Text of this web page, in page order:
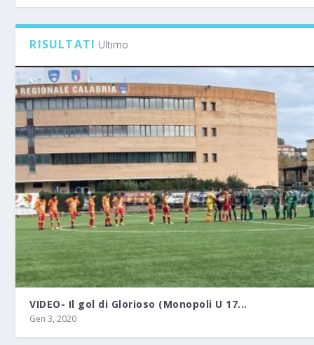
RISULTATI Ultimo
VIDEO- Il gol di Glorioso (Monopoli U 17...
Gen 3, 2020